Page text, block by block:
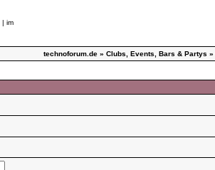
| im
technoforum.de » Clubs, Events, Bars & Partys »